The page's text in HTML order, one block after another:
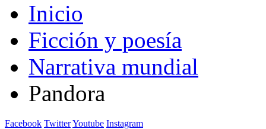
Inicio
Ficción y poesía
Narrativa mundial
Pandora
Facebook TwitterYoutube Instagram